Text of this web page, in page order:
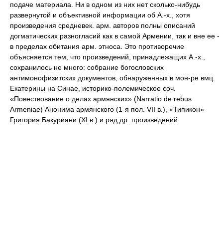
подаче материала. Ни в одном из них нет сколько-нибудь
развернутой и объективной информации об А.-х., хотя
произведения средневек. арм. авторов полны описаний
догматических разногласий как в самой Армении, так и вне ее -
в пределах обитания арм. этноса. Это противоречие
объясняется тем, что произведений, принадлежащих А.-х.,
сохранилось не много: собрание богословских
антимонофизитских документов, обнаруженных в мон-ре вмц.
Екатерины на Синае, историко-полемическое соч.
«Повествование о делах армянских» (Narratio de rebus
Armeniae) Анонима армянского (1-я пол. VII в.), «Типикон»
Григория Бакуриани (XI в.) и ряд др. произведений.